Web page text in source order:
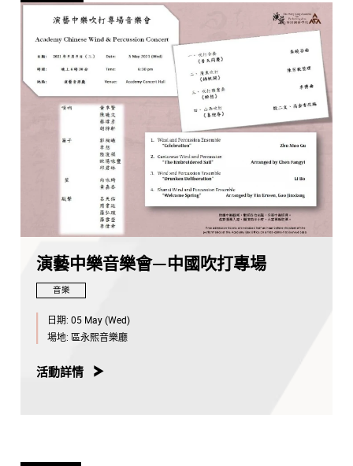
演藝中樂音樂會—中國吹打專場
音樂
日期: 05 May (Wed)
場地: 區永熙音樂廳
活動詳情